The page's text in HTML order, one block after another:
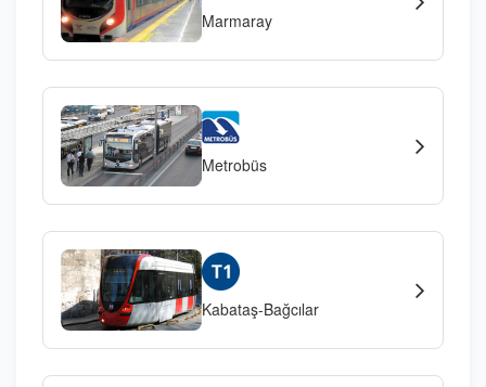
Marmaray
Metrobüs
Kabataş-Bağcılar